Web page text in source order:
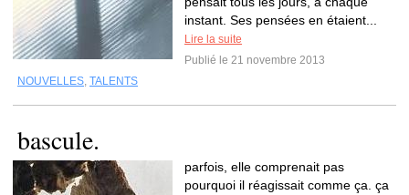
instant. Ses pensées en étaient...
Lire la suite
Publié le 21 novembre 2013
NOUVELLES, TALENTS
bascule.
parfois, elle comprenait pas
pourquoi il réagissait comme ça. ça